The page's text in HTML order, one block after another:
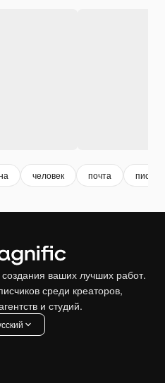
человек почта письмо
ваших лучших работ.
среди креаторов,
и студий.